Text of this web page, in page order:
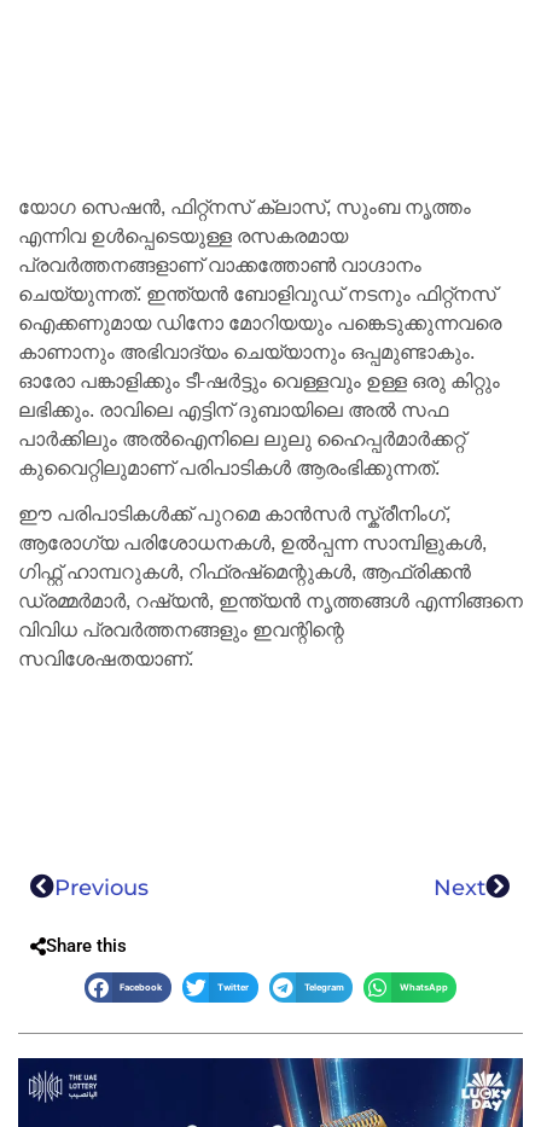
യോഗ സെഷൻ, ഫിറ്റ്നസ് ക്ലാസ്, സുംബ നൃത്തം
എന്നിവ ഉൾപ്പെടെയുള്ള രസകരമായ
പ്രവർത്തനങ്ങളാണ് വാക്കത്തോൺ വാഗ്ദാനം
ചെയ്യുന്നത്. ഇന്ത്യൻ ബോളിവുഡ് നടനും ഫിറ്റ്‌നസ്
ഐക്കണുമായ ഡിനോ മോറിയയും പങ്കെടുക്കുന്നവരെ
കാണാനും അഭിവാദ്യം ചെയ്യാനും ഒപ്പമുണ്ടാകും.
ഓരോ പങ്കാളിക്കും ടീ-ഷർട്ടും വെള്ളവും ഉള്ള ഒരു കിറ്റും
ലഭിക്കും. രാവിലെ എട്ടിന് ദുബായിലെ അൽ സഫ
പാർക്കിലും അൽഐനിലെ ലുലു ഹൈപ്പർമാർക്കറ്റ്
കുവൈറ്റിലുമാണ് പരിപാടികൾ ആരംഭിക്കുന്നത്.
ഈ പരിപാടികൾക്ക് പുറമെ കാൻസർ സ്ക്രീനിംഗ്,
ആരോഗ്യ പരിശോധനകൾ, ഉൽപ്പന്ന സാമ്പിളുകൾ,
ഗിഫ്റ്റ് ഹാമ്പറുകൾ, റിഫ്രഷ്‌മെന്റുകൾ, ആഫ്രിക്കൻ
ഡ്രമ്മർമാർ, റഷ്യൻ, ഇന്ത്യൻ നൃത്തങ്ങൾ എന്നിങ്ങനെ
വിവിധ പ്രവർത്തനങ്ങളും ഇവന്റിന്റെ
സവിശേഷതയാണ്.
Previous Next
Share this
Facebook Twitter Telegram WhatsApp